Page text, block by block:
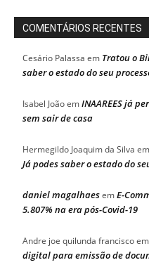
COMENTÁRIOS RECENTES
Cesário Palassa em Tratou o
saber o estado do seu
Isabel JoãoemINAAREES já
sem sair de casa
Hermegildo Joaquim da Silva em
Já podes saber o estado do
daniel magalhaesemE-
5.807% na era pós-Covid-19
Andre joe quilunda franciscoem
digital para emissão de